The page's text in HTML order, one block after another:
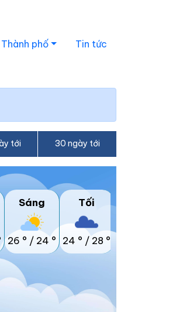
phố Tin tức
tới 30 ngày tới
Sáng
26 ° / 24 °
Tối
24 ° / 28 °